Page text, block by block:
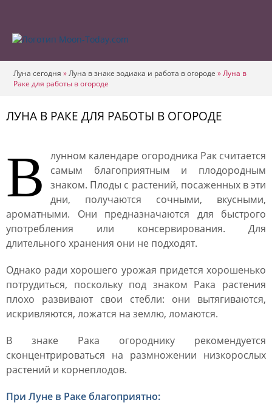
Луна сегодня »Луна в знаке зодиака и работа в огороде »Луна в
Раке для работы в огороде
ЛУНА В РАКЕ ДЛЯ РАБОТЫ В ОГОРОДЕ
В
лунном календаре огородника Рак считается
самым благоприятным и плодородным
знаком. Плоды с растений, посаженных в эти
дни, получаются сочными, вкусными,
ароматными. Они предназначаются для быстрого
употребления или консервирования. Для
длительного хранения они не подходят.
Однако ради хорошего урожая придется хорошенько
потрудиться, поскольку под знаком Рака растения
плохо развивают свои стебли: они вытягиваются,
искривляются, ложатся на землю, ломаются.
В знаке Рака огороднику рекомендуется
сконцентрироваться на размножении низкорослых
растений и корнеплодов.
При Луне в Раке благоприятно: